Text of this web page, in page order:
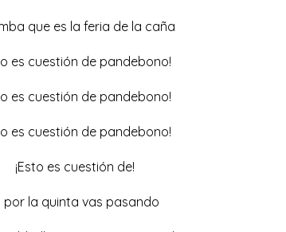
que es la feria de la caña
es cuestión de pandebono!
es cuestión de pandebono!
es cuestión de pandebono!
¡Esto es cuestión de!
por la quinta vas pasando